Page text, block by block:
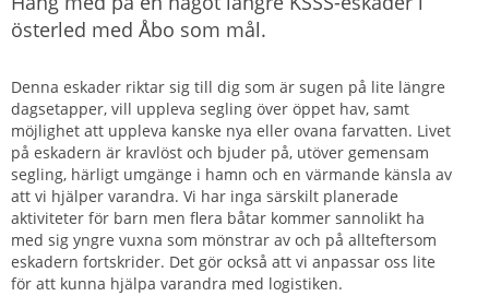
österled med Åbo som mål.
Denna eskader riktar sig till dig som är sugen på lite längre
dagsetapper, vill uppleva segling över öppet hav, samt
möjlighet att uppleva kanske nya eller ovana farvatten. Livet
på eskadern är kravlöst och bjuder på, utöver gemensam
segling, härligt umgänge i hamn och en värmande känsla av
att vi hjälper varandra. Vi har inga särskilt planerade
aktiviteter för barn men flera båtar kommer sannolikt ha
med sig yngre vuxna som mönstrar av och på allteftersom
eskadern fortskrider. Det gör också att vi anpassar oss lite
för att kunna hjälpa varandra med logistiken.